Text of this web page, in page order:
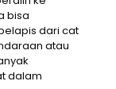
bisa
dari cat
atau
dalam